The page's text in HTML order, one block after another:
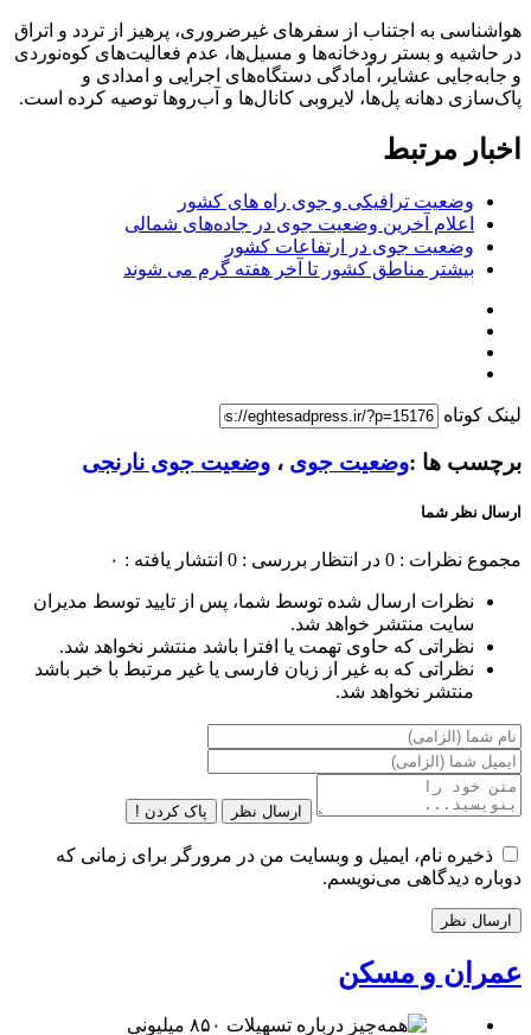
هواشناسی به اجتناب از سفرهای غیرضروری، پرهیز از تردد و اتراق
در حاشیه و بستر رودخانه‌ها و مسیل‌ها، عدم فعالیت‌های کوه‌نوردی
و جابه‌جایی عشایر، آمادگی دستگاه‌های اجرایی و امدادی و
پاک‌سازی دهانه پل‌ها، لایروبی کانال‌ها و آب‌روها توصیه کرده است.
اخبار مرتبط
وضعیت ترافیکی و جوی راه های کشور
اعلام آخرین وضعیت جوی در جاده‌های شمالی
وضعیت جوی در ارتفاعات کشور
بیشتر مناطق کشور تا آخر هفته گرم می شوند
لینک کوتاه
برچسب ها :وضعیت جوی ، وضعیت جوی نارنجی
ارسال نظر شما
مجموع نظرات : 0 در انتظار بررسی : 0 انتشار یافته : ۰
نظرات ارسال شده توسط شما، پس از تایید توسط مدیران
سایت منتشر خواهد شد.
نظراتی که حاوی تهمت یا افترا باشد منتشر نخواهد شد.
نظراتی که به غیر از زبان فارسی یا غیر مرتبط با خبر باشد
منتشر نخواهد شد.
ارسال نظر پاک کردن !
ذخیره نام، ایمیل و وبسایت من در مرورگر برای زمانی که
دوباره دیدگاهی می‌نویسم.
عمران و مسکن